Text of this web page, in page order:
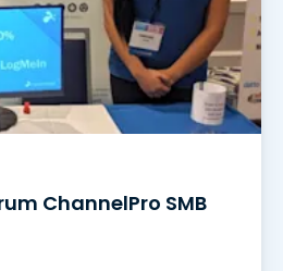
ChannelPro SMB